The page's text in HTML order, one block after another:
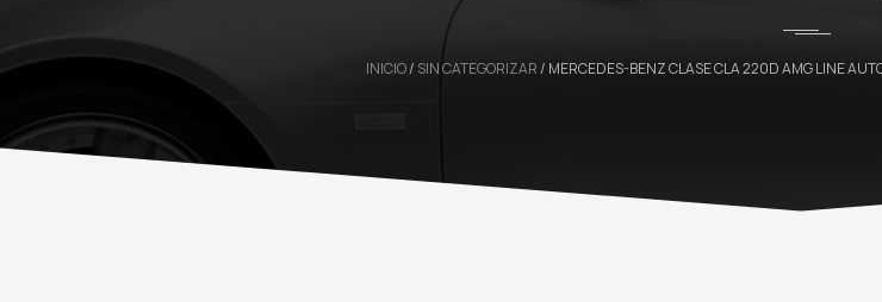
INICIO/ SIN CATEGORIZAR / MERCEDES-BENZ CLASE CLA 220D AMG LINE